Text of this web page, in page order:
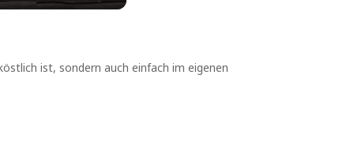
ist, sondern auch einfach im eigenen